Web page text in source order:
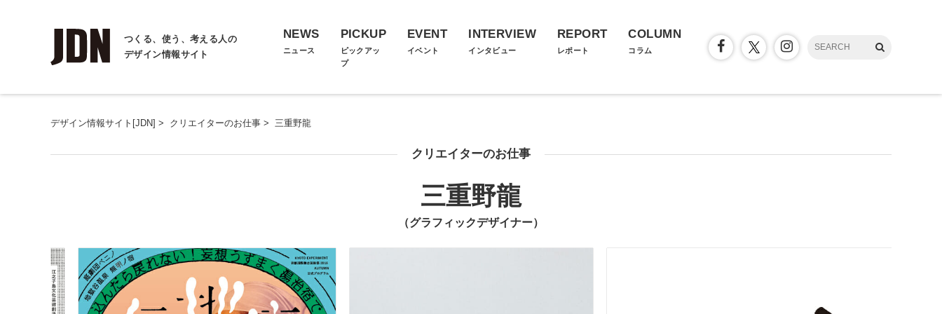
つくる、使う、考える人の
デザイン情報サイト
NEWS
ニュース
PICKUP
ピックアッ
プ
EVENT
イベント
INTERVIEW
インタビュー
REPORT
レポート
COLUMN
コラム
デザイン情報サイト[JDN] > クリエイターのお仕事 > 三重野龍
クリエイターのお仕事
三重野龍
（グラフィックデザイナー）